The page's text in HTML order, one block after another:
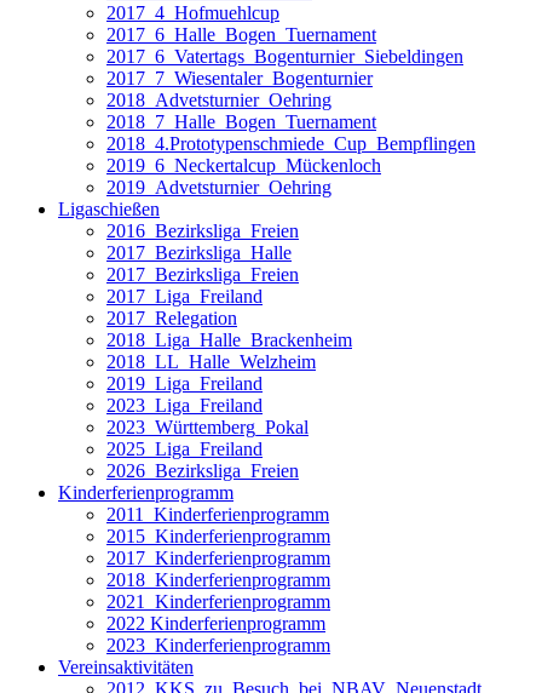
2017_4_Hofmuehlcup
2017_6_Halle_Bogen_Tuernament
2017_6_Vatertags_Bogenturnier_Siebeldingen
2017_7_Wiesentaler_Bogenturnier
2018_Advetsturnier_Oehring
2018_7_Halle_Bogen_Tuernament
2018_4.Prototypenschmiede_Cup_Bempflingen
2019_6_Neckertalcup_Mückenloch
2019_Advetsturnier_Oehring
Ligaschießen
2016_Bezirksliga_Freien
2017_Bezirksliga_Halle
2017_Bezirksliga_Freien
2017_Liga_Freiland
2017_Relegation
2018_Liga_Halle_Brackenheim
2018_LL_Halle_Welzheim
2019_Liga_Freiland
2023_Liga_Freiland
2023_Württemberg_Pokal
2025_Liga_Freiland
2026_Bezirksliga_Freien
Kinderferienprogramm
2011_Kinderferienprogramm
2015_Kinderferienprogramm
2017_Kinderferienprogramm
2018_Kinderferienprogramm
2021_Kinderferienprogramm
2022 Kinderferienprogramm
2023_Kinderferienprogramm
Vereinsaktivitäten